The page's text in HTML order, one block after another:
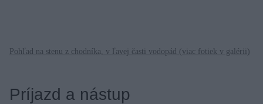
Pohľad na stenu z chodníka, v ľavej časti vodopád (viac fotiek v galérii )
Príjazd a nástup